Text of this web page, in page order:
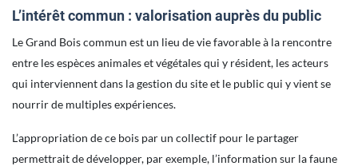
L’intérêt commun : valorisation auprès du public
Le Grand Bois commun est un lieu de vie favorable à la rencontre
entre les espèces animales et végétales qui y résident, les acteurs
qui interviennent dans la gestion du site et le public qui y vient se
nourrir de multiples expériences.
L’appropriation de ce bois par un collectif pour le partager
permettrait de développer, par exemple, l’information sur la faune